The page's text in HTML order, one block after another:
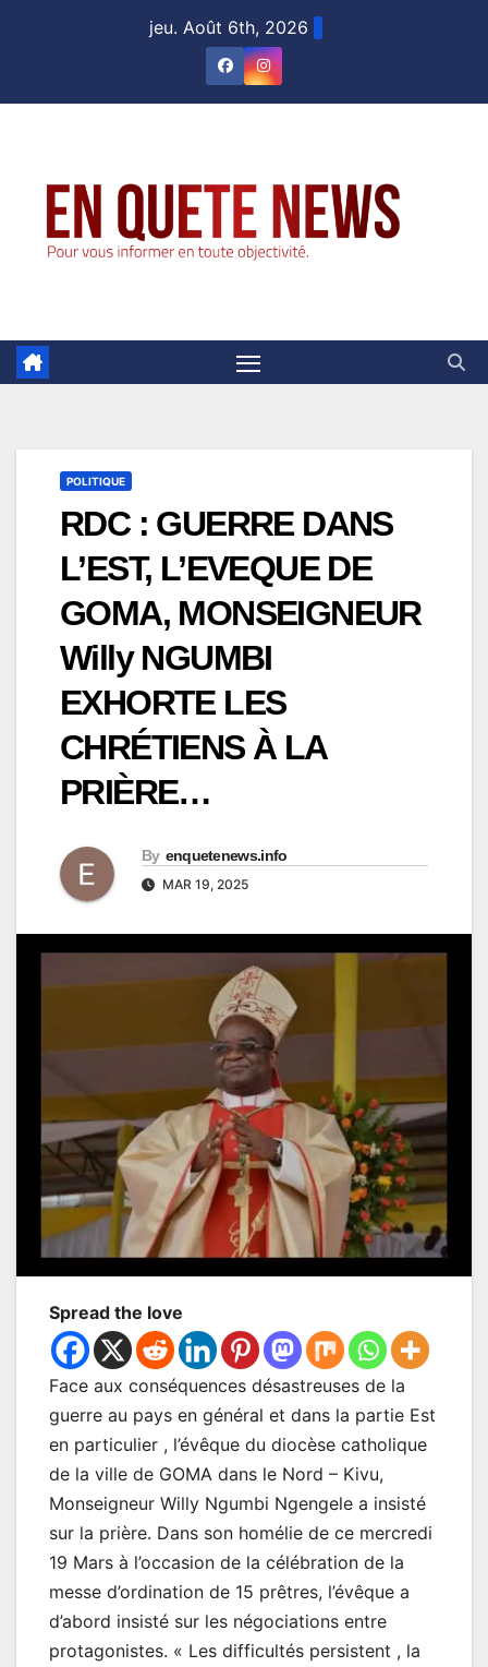
jeu. Août 6th, 2026
POLITIQUE
RDC : GUERRE DANS
L’EST, L’EVEQUE DE
GOMA, MONSEIGNEUR
Willy NGUMBI
EXHORTE LES
CHRÉTIENS À LA
PRIÈRE…
By enquetenews.info
MAR 19, 2025
Spread the love
Face aux conséquences désastreuses de la
guerre au pays en général et dans la partie Est
en particulier , l’évêque du diocèse catholique
de la ville de GOMA dans le Nord – Kivu,
Monseigneur Willy Ngumbi Ngengele a insisté
sur la prière. Dans son homélie de ce mercredi
19 Mars à l’occasion de la célébration de la
messe d’ordination de 15 prêtres, l’évêque a
d’abord insisté sur les négociations entre
protagonistes. « Les difficultés persistent , la